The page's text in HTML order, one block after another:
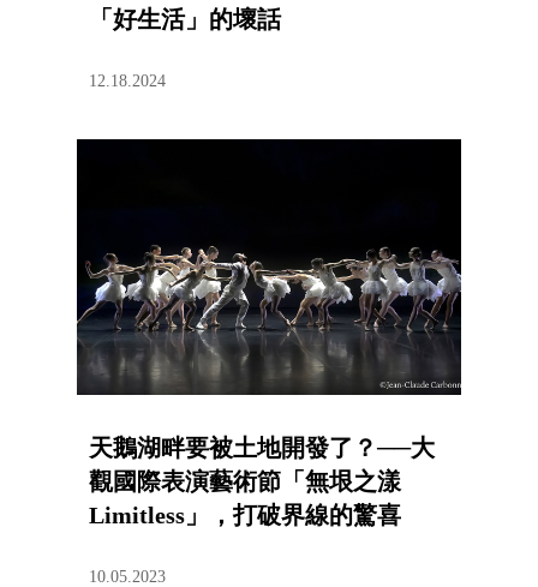
「好生活」的壞話
12.18.2024
天鵝湖畔要被土地開發了？──大
觀國際表演藝術節「無垠之漾
Limitless」，打破界線的驚喜
10.05.2023